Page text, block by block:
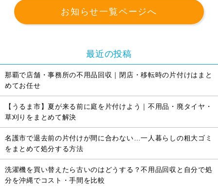
お知らせ一覧ページへ
最近の投稿
那覇で店舗・事務所の不用品回収｜閉店・移転時の片付けはまと
めてお任せ
【うるま市】夏が来る前に庭を片付けよう｜不用品・廃タイヤ・
草刈りをまとめて解決
名護市で退去前の片付けが間に合わない…一人暮らしの粗大ゴミ
をまとめて処分する方法
洗濯機を買い替えたら古いのはどうする？不用品回収と自分で処
分を沖縄でコスト・手間を比較